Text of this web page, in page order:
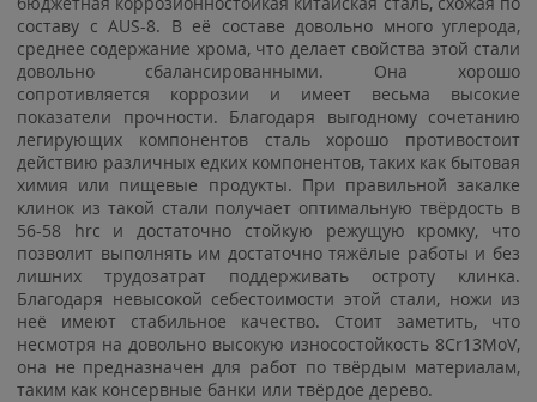
составу с AUS-8. В её составе довольно много углерода,
среднее содержание хрома, что делает свойства этой стали
довольно сбалансированными. Она хорошо
сопротивляется коррозии и имеет весьма высокие
показатели прочности. Благодаря выгодному сочетанию
легирующих компонентов сталь хорошо противостоит
действию различных едких компонентов, таких как бытовая
химия или пищевые продукты. При правильной закалке
клинок из такой стали получает оптимальную твёрдость в
56-58 hrc и достаточно стойкую режущую кромку, что
позволит выполнять им достаточно тяжёлые работы и без
лишних трудозатрат поддерживать остроту клинка.
Благодаря невысокой себестоимости этой стали, ножи из
неё имеют стабильное качество. Стоит заметить, что
несмотря на довольно высокую износостойкость 8Cr13MoV,
она не предназначен для работ по твёрдым материалам,
таким как консервные банки или твёрдое дерево.